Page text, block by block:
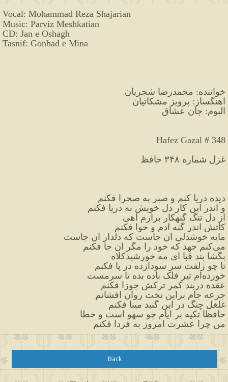
Vocal: Mohammad Reza Shajarian
Music: Parviz Meshkatian
CD: Jan e Oshagh
Tasnif: Gonbad e Mina
خواننده: محمدرضا شجریان
آهنگساز: پرویز مشکاتیان
آلبوم: جان عشاق
Hafez Gazal # 348
غزل شماره ۳۴۸ حافظ
دیده دریا کنم و صبر به صحرا فکنم
و اندر این کار دل خویش به دریا فکنم
از دل تنگ گنهکار برآرم آهی
کآتش اندر گنه آدم و حوا فکنم
مایه خوشدلی آن جاست که دلدار آن جاست
می‌کنم جهد که خود را مگر آن جا فکنم
بگشا بند قبا ای مه خورشیدکلاه
تا چو زلفت سر سودازده در پا فکنم
خورده‌ام تیر فلک باده بده تا سرمست
عقده دربند کمر ترکش جوزا فکنم
جرعه جام براین تخت روان افشانم
غلغل چنگ در این گنبد مینا فکنم
حافظا تکیه بر ایام چو سهو است و خطا
من چرا عشرت امروز به فردا فکنم
Back